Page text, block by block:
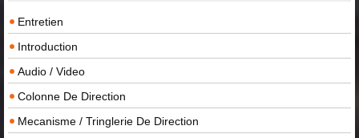
Entretien
Introduction
Audio / Video
Colonne De Direction
Mecanisme / Tringlerie De Direction